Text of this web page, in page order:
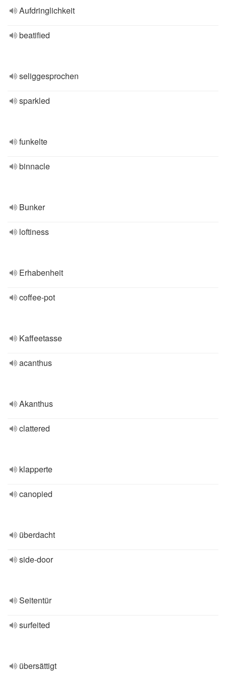
Aufdringlichkeit
beatified
seliggesprochen
sparkled
funkelte
binnacle
Bunker
loftiness
Erhabenheit
coffee-pot
Kaffeetasse
acanthus
Akanthus
clattered
klapperte
canopied
überdacht
side-door
Seitentür
surfeited
übersättigt